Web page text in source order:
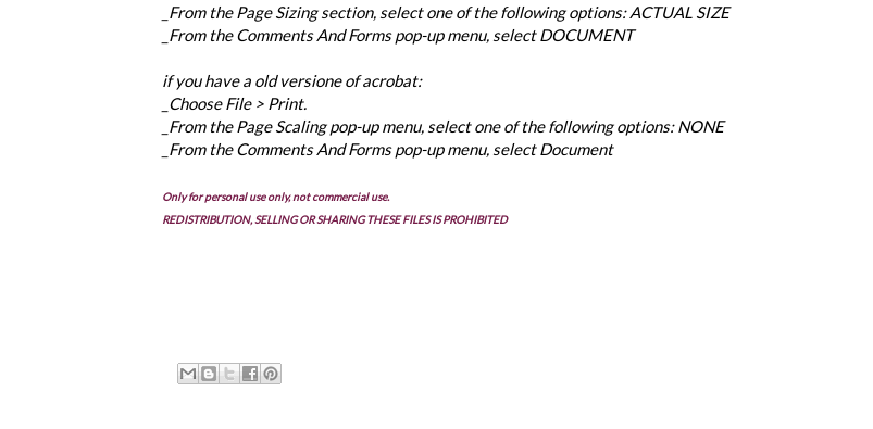
_From the Page Sizing section, select one of the following options: ACTUAL SIZE
_From the Comments And Forms pop-up menu, select DOCUMENT
if you have a old versione of acrobat:
_Choose File > Print.
_From the Page Scaling pop-up menu, select one of the following options: NONE
_From the Comments And Forms pop-up menu, select Document
Only for personal use only, not commercial use.
REDISTRIBUTION, SELLING OR SHARING THESE FILES IS PROHIBITED